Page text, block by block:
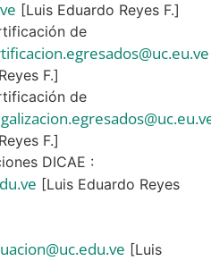
[Luis Eduardo Reyes F.]
de
F.]
de
F.]
DICAE :
[Luis Eduardo Reyes
[Luis